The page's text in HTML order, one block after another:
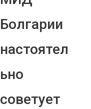
Болгарии
настоятел
ьно
советует